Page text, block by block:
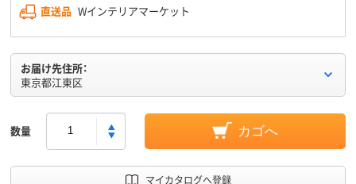
直送品 Wインテリアマーケット
お届け先住所：
東京都江東区
数量 カゴへ
マイカタログへ登録